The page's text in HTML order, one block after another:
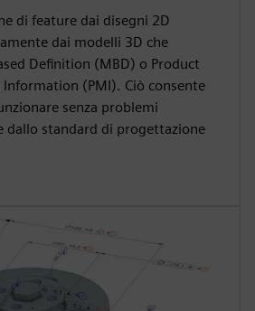
di feature dai disegni 2D
dai modelli 3D che
Definition (MBD) o Product
(PMI). Ciò consente
senza problemi
dallo standard di progettazione